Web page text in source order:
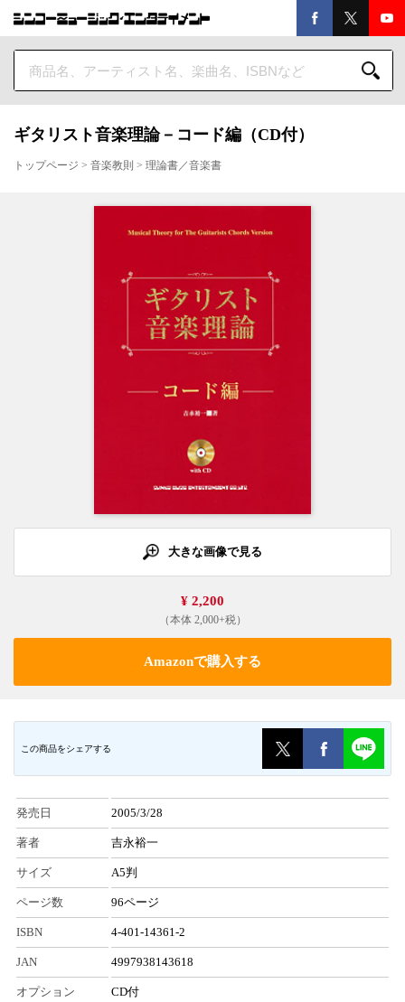
ギタリスト音楽理論－コード編（CD付）
トップページ > 音楽教則 > 理論書／音楽書
大きな画像で見る
¥ 2,200
（本体 2,000+税）
Amazonで購入する
この商品をシェアする
発売日 2005/3/28
著者 吉永裕一
サイズ A5判
ページ数 96ページ
ISBN 4-401-14361-2
JAN 4997938143618
オプション CD付